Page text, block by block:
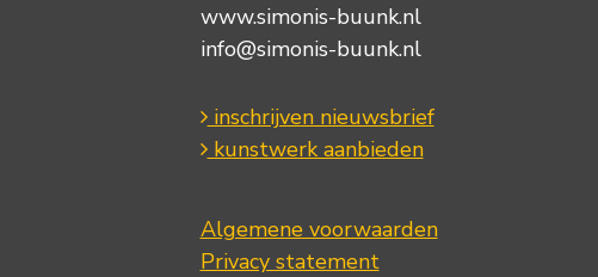
www.simonis-buunk.nl
info@simonis-buunk.nl
inschrijven nieuwsbrief
kunstwerk aanbieden
Algemene voorwaarden
Privacy statement